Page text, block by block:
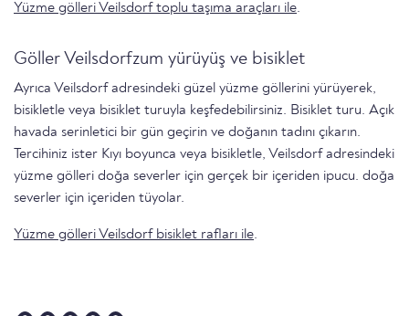
Yüzme gölleri Veilsdorf toplu taşıma araçları ile.
Göller Veilsdorfzum yürüyüş ve bisiklet
Ayrıca Veilsdorf adresindeki güzel yüzme göllerini yürüyerek,
bisikletle veya bisiklet turuyla keşfedebilirsiniz. Bisiklet turu. Açık
havada serinletici bir gün geçirin ve doğanın tadını çıkarın.
Tercihiniz ister Kıyı boyunca veya bisikletle, Veilsdorf adresindeki
yüzme gölleri doğa severler için gerçek bir içeriden ipucu. doğa
severler i̇çi̇n i̇çeri̇den tüyolar.
Yüzme gölleri Veilsdorf bisiklet rafları ile.